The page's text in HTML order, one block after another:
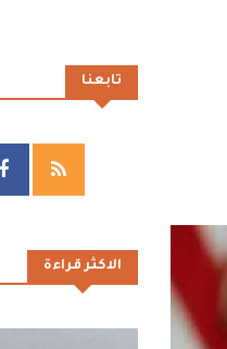
تابعنا
الاكثر قراءة